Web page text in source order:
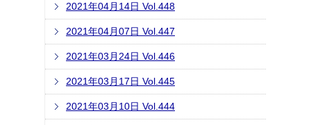
2021年04月14日 Vol.448
2021年04月07日 Vol.447
2021年03月24日 Vol.446
2021年03月17日 Vol.445
2021年03月10日 Vol.444